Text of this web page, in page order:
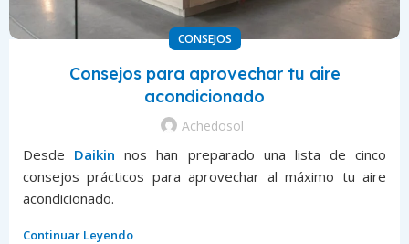
CONSEJOS
Consejos para aprovechar tu aire
acondicionado
Achedosol
Desde Daikinnos han preparado una lista de cinco
consejos prácticos para aprovechar al máximo tu aire
acondicionado.
Continuar Leyendo